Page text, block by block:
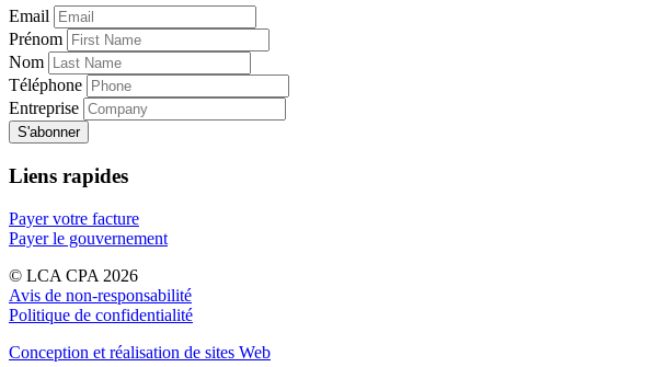
Email
Prénom
Nom
Téléphone
Entreprise
Liens rapides
Payer votre facture
Payer le gouvernement
© LCA CPA 2026
Avis de non-responsabilité
Politique de confidentialité
Conception et réalisation de sites Web